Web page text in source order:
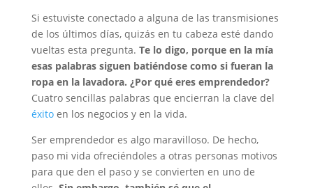
Si estuviste conectado a alguna de las transmisiones
de los últimos días, quizás en tu cabeza esté dando
vueltas esta pregunta. Te lo digo, porque en la mía
esas palabras siguen batiéndose como si fueran la
ropa en la lavadora. ¿Por qué eres emprendedor?
Cuatro sencillas palabras que encierran la clave del
éxitoen los negocios y en la vida.
Ser emprendedor es algo maravilloso. De hecho,
paso mi vida ofreciéndoles a otras personas motivos
para que den el paso y se convierten en uno de